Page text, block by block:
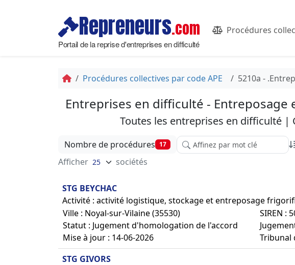
Repreneurs.com
Portail de la reprise d'entreprises en difficulté
Procédures
Procédures collectives par code APE 5210a -
Entreprises en difficulté -
Toutes les entreprises en difficulté |
Nombre de procédures 17
Affinez votre recherche parmi
Afficher
sociétés
STG BEYCHAC
Activité : activité logistique, stockage et entreposage
Ville : Noyal-sur-Vilaine (35530)
Statut : Jugement d'homologation de l'accord
Mise à jour : 14-06-2026
SIREN :
Tribunal
STG GIVORS